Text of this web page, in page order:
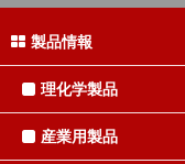
製品情報
理化学製品
産業用製品